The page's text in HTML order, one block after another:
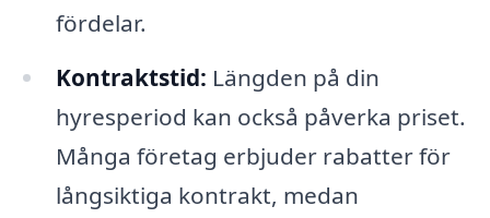
fördelar.
Kontraktstid: Längden på din
hyresperiod kan också påverka priset.
Många företag erbjuder rabatter för
långsiktiga kontrakt, medan